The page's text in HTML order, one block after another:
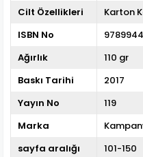
Cilt Özellikleri
Karton
ISBN No
Ağırlık
110 gr
Baskı Tarihi
2017
Yayın No
119
Marka
sayfa aralığı
101-150